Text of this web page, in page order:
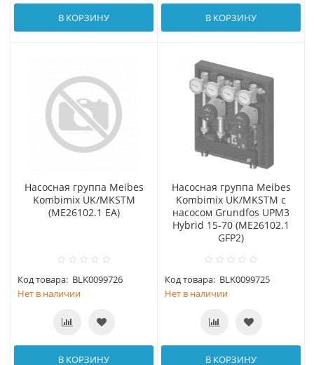
В КОРЗИНУ В КОРЗИНУ
Насосная группа Meibes
Kombimix UK/MKSTM
(МЕ26102.1 EA)
Код товара: BLK0099726
Нет в наличии
В КОРЗИНУ
Насосная группа Meibes
Kombimix UK/MKSTM с
насосом Grundfos UPM3
Hybrid 15-70 (ME26102.1
GFP2)
Код товара: BLK0099725
Нет в наличии
В КОРЗИНУ